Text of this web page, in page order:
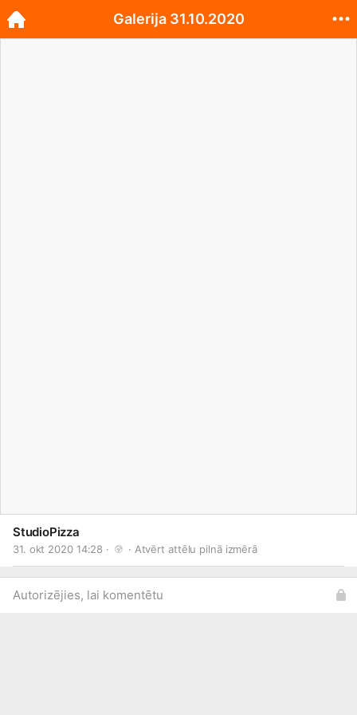
StudioPizza
31. okt 2020 14:28 · · Atvērt attēlu pilnā izmērā
Autorizējies, lai komentētu
Galerija 31.10.2020